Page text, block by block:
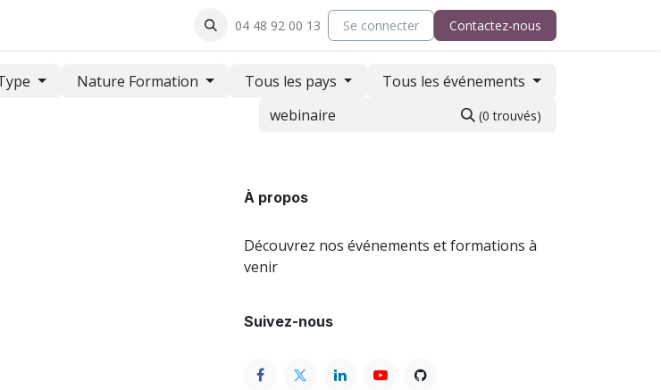
Boutique Contact Support
04 48 92 00 13 Se connecter Contactez-nous
Nature Formation Tous les pays Tous les événements
(0 trouvés)
À propos
Découvrez nos événements et formations à
venir
Suivez-nous